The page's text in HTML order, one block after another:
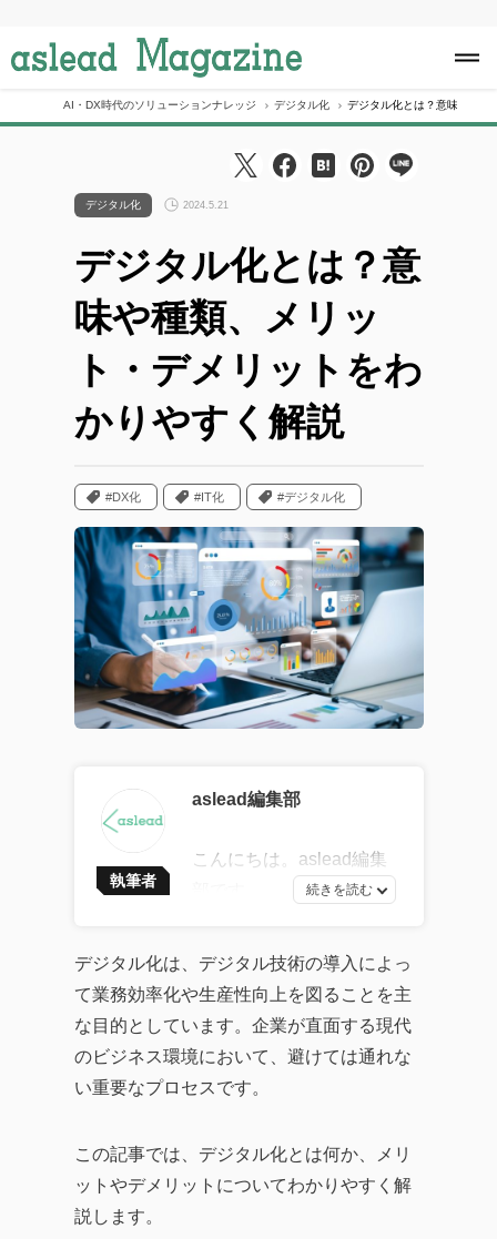
c
AI・DX時代のソリューションナレッジ デジタル化 デジタル化とは？意味や種類
デジタル化 2024.5.21
デジタル化とは？意
味や種類、メリッ
ト・デメリットをわ
かりやすく解説
#DX化 #IT化 #デジタル化
執筆者
aslead編集部
こんにちは。aslead編集
トレンドから、AI・DXツ
ールの効果的な活用法、
企業のITガバナンスの強
化、業務効率化やDX化を
成功に導くソリューショ
企業が直面する課題の解
決策として効率的なツー
デジタル化は、デジタル技術の導入によっ
て業務効率化や生産性向上を図ることを主
な目的としています。企業が直面する現代
のビジネス環境において、避けては通れな
い重要なプロセスです。
この記事では、デジタル化とは何か、メリ
ットやデメリットについてわかりやすく解
説します。